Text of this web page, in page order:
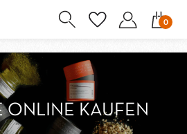
0
ONLINE KAUFEN